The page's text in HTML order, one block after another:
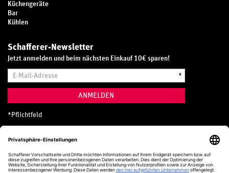
Küchengeräte
Bar
Kühlen
Schafferer-Newsletter
Jetzt anmelden und beim nächsten Einkauf 10€ sparen!
Mail-
*
ANMELDEN
* Pflichtfeld
Hotline
0800 20 70 300 (D)
Kostenlos aus dem deutschen Festnetz